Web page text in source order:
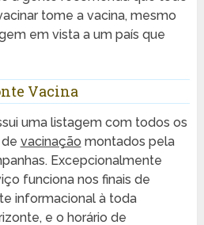
tome a vacina, mesmo
em vista a um país que
Vacina
uma listagem com todos os
vacinação montados pela
Excepcionalmente
funciona nos finais de
informacional à toda
e o horário de